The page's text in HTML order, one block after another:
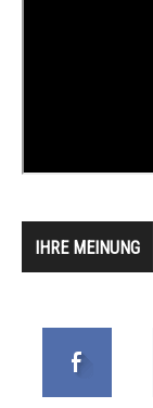
IHRE MEINUNG